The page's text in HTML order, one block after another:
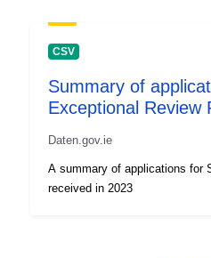
CSV
Summary of
Exceptional Review
Daten.gov.ie
A summary of applications for
received in 2023